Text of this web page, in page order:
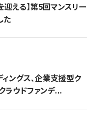
える】​​第5回マンスリー
た
ングス、企業支援型ク
ラウドファンデ...